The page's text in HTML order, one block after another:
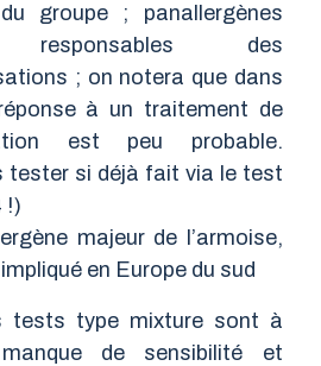
groupe ; panallergènes
responsables des
; on notera que dans
à un traitement de
est peu probable.
tester si déjà fait via le test
!)
majeur de l’armoise,
en Europe du sud
tests type mixture sont à
de sensibilité et